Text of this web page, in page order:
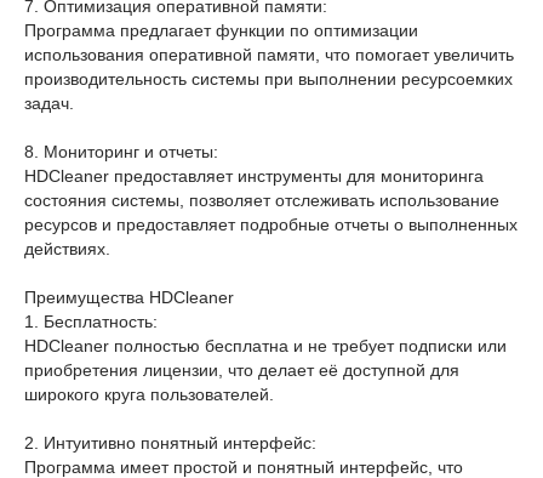
7. Оптимизация оперативной памяти:
Программа предлагает функции по оптимизации
использования оперативной памяти, что помогает увеличить
производительность системы при выполнении ресурсоемких
задач.
8. Мониторинг и отчеты:
HDCleaner предоставляет инструменты для мониторинга
состояния системы, позволяет отслеживать использование
ресурсов и предоставляет подробные отчеты о выполненных
действиях.
Преимущества HDCleaner
1. Бесплатность:
HDCleaner полностью бесплатна и не требует подписки или
приобретения лицензии, что делает её доступной для
широкого круга пользователей.
2. Интуитивно понятный интерфейс:
Программа имеет простой и понятный интерфейс, что